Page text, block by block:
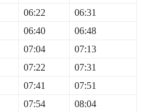
06:22
06:31
06:40
06:48
07:04
07:13
07:22
07:31
07:41
07:51
07:54
08:04